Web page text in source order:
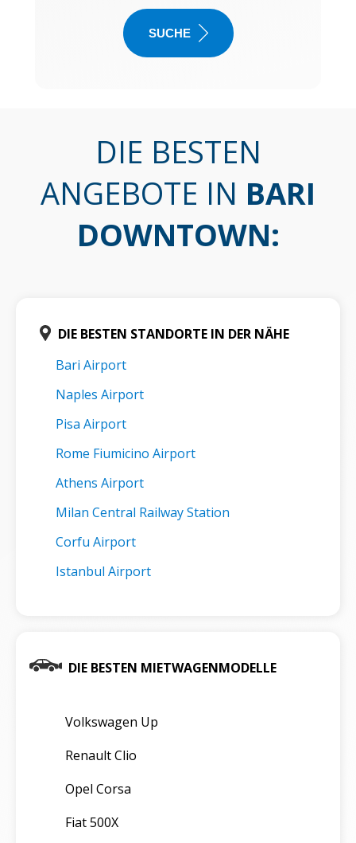
SUCHE
DIE BESTEN
ANGEBOTE IN BARI
DOWNTOWN:
DIE BESTEN STANDORTE IN DER NÄHE
Bari Airport
Naples Airport
Pisa Airport
Rome Fiumicino Airport
Athens Airport
Milan Central Railway Station
Corfu Airport
Istanbul Airport
DIE BESTEN MIETWAGENMODELLE
Volkswagen Up
Renault Clio
Opel Corsa
Fiat 500X